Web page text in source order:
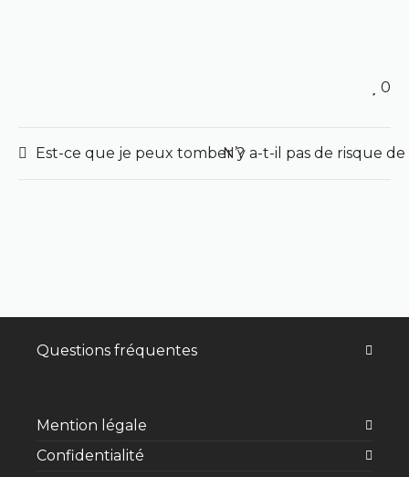
0
Est-ce que je peux tomber ?N’y a-t-il pas de risque
Questions fréquentes
Mention légale
Confidentialité